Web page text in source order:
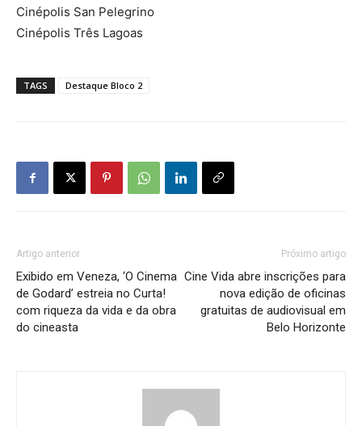
Cinépolis San Pelegrino
Cinépolis Três Lagoas
TAGS Destaque Bloco 2
Artigo anterior
Exibido em Veneza, ‘O Cinema
de Godard’ estreia no Curta!
com riqueza da vida e da obra
do cineasta
Próximo artigo
Cine Vida abre inscrições para
nova edição de oficinas
gratuitas de audiovisual em
Belo Horizonte